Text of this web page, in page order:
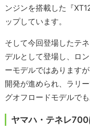
ンジンを搭載した『
ップしています。
そして今回登場したテ
デルとして登場し、ロ
ーモデルではあります
開発が進められ、ラリ
グオフロードモデルでも
ヤマハ・テネレ